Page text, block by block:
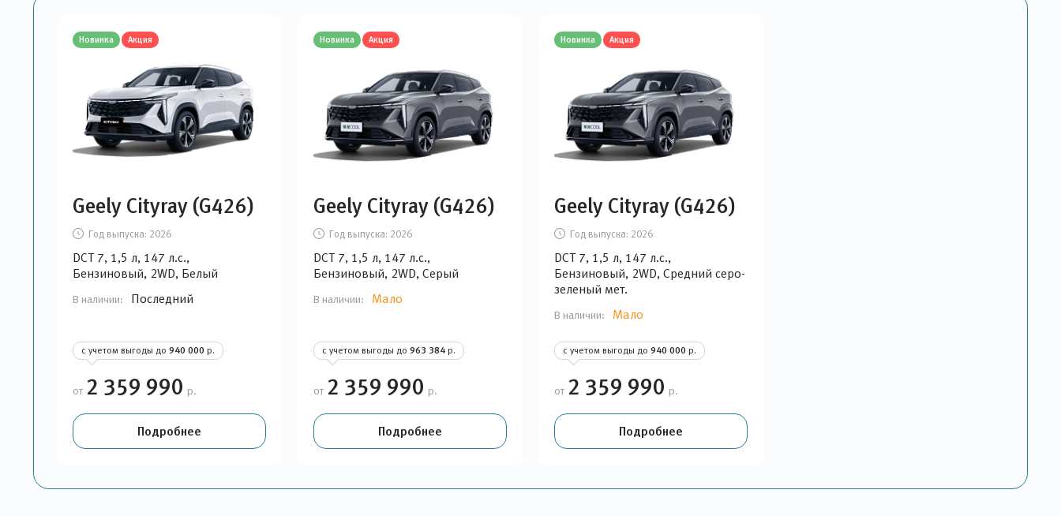
Новинка Акция
Geely Cityray (G426)
Год выпуска: 2026
DCT 7, 1,5 л, 147 л.с.,
Бензиновый, 2WD, Белый
В наличии: Последний
с учетом выгоды до 940 000 р.
от 2 359 990 р.
Подробнее
Новинка Акция
Geely Cityray (G426)
Год выпуска: 2026
DCT 7, 1,5 л, 147 л.с.,
Бензиновый, 2WD, Серый
В наличии: Мало
с учетом выгоды до 963 384 р.
от 2 359 990 р.
Подробнее
Новинка Акция
Geely Cityray (G426)
Год выпуска: 2026
DCT 7, 1,5 л, 147 л.с.,
Бензиновый, 2WD, Средний серо-
зеленый мет.
В наличии: Мало
с учетом выгоды до 940 000 р.
от 2 359 990 р.
Подробнее